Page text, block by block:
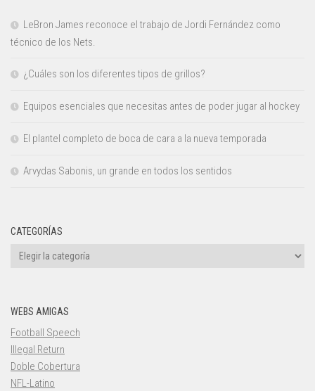
LeBron James reconoce el trabajo de Jordi Fernández como
técnico de los Nets.
¿Cuáles son los diferentes tipos de grillos?
Equipos esenciales que necesitas antes de poder jugar al hockey
El plantel completo de boca de cara a la nueva temporada
Arvydas Sabonis, un grande en todos los sentidos
CATEGORÍAS
Categorías
WEBS AMIGAS
Football Speech
Illegal Return
Doble Cobertura
NFL-Latino